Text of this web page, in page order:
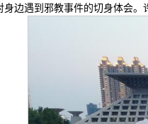
身边遇到邪教事件的切身体会。